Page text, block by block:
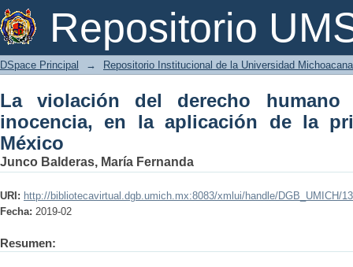
Repositorio
La violación del derecho humano de
la prisión preventiva en México
DSpace Principal → Repositorio Institucional de la Universidad
La violación del derecho
inocencia, en la aplicación de la
México
Junco Balderas, María Fernanda
URI: http://bibliotecavirtual.dgb.umich.mx:8083/xmlui/handle/DGB_UMICH/
Fecha: 2019-02
Resumen: